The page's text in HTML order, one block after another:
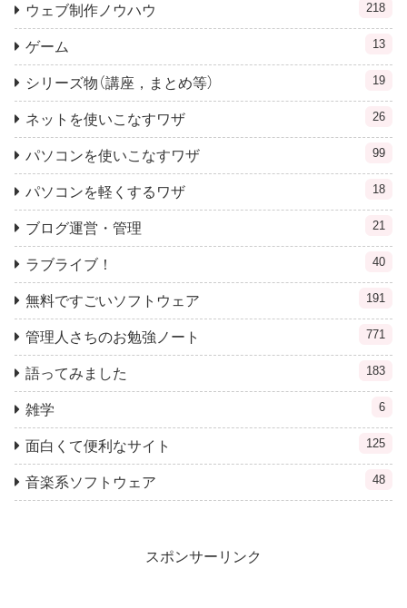
ウェブ制作ノウハウ 218
ゲーム 13
シリーズ物（講座，まとめ等） 19
ネットを使いこなすワザ 26
パソコンを使いこなすワザ 99
パソコンを軽くするワザ 18
ブログ運営・管理 21
ラブライブ！ 40
無料ですごいソフトウェア 191
管理人さちのお勉強ノート 771
語ってみました 183
雑学 6
面白くて便利なサイト 125
音楽系ソフトウェア 48
スポンサーリンク